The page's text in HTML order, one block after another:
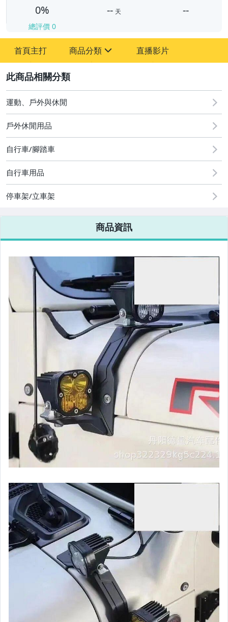
0%
總評價 0
-- 天 --
首頁主打 商品分類
圖書/影音/文具
古董、藝術與礦石
手機、配件與通訊
美容保養與彩妝
電腦、平板與周邊
嬰幼兒與孕婦
汽機車精品百貨
居家、家具與園藝
玩具、模型與公仔
男性精品與服飾
女裝與服飾配件
偶像、球員卡與郵幣
手錶與飾品配件
女包精品與女鞋
家電與影音視聽
直播影片
運動、戶外與休閒
戶外休閒用品
自行車/腳踏車
自行車用品
停車架/立車架
商品資訊